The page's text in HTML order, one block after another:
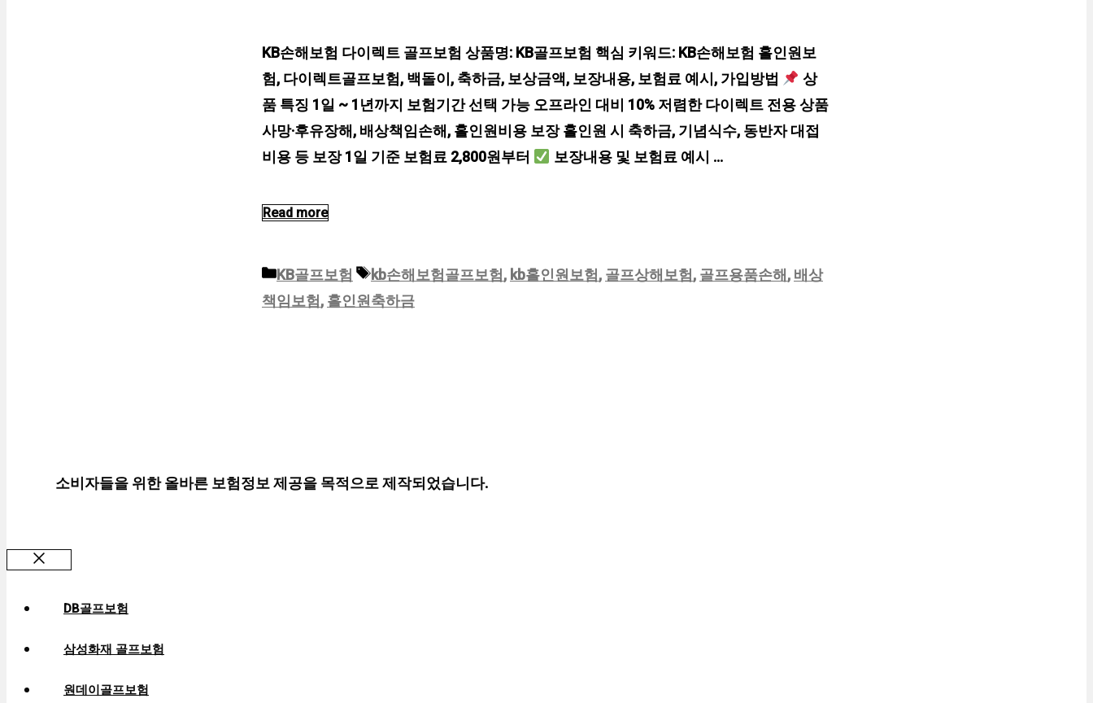
KB손해보험 다이렉트 골프보험 상품명: KB골프보험 핵심 키워드: KB손해보험 홀인원보
험, 다이렉트골프보험, 백돌이, 축하금, 보상금액, 보장내용, 보험료 예시, 가입방법
상
품 특징 1일 ~ 1년까지 보험기간 선택 가능 오프라인 대비 10% 저렴한 다이렉트 전용 상품
사망·후유장해, 배상책임손해, 홀인원비용 보장 홀인원 시 축하금, 기념식수, 동반자 대접
비용 등 보장 1일 기준 보험료 2,800원부터
보장내용 및 보험료 예시 …
Read more
카
테
KB골프보험
태
그
kb손해보험골프보험 , kb홀인원보험 , 골프상해보험 , 골프용품손해 , 배상
책임보험 , 홀인원축하금
소비자들을 위한 올바른 보험정보 제공을 목적으로 제작되었습니다.
DB골프보험
삼성화재 골프보험
원데이골프보험